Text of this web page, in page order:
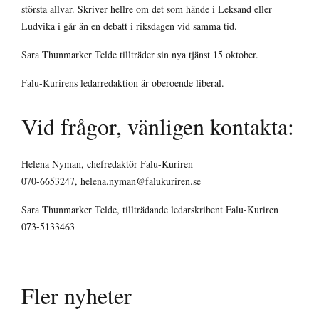
största allvar. Skriver hellre om det som hände i Leksand eller
Ludvika i går än en debatt i riksdagen vid samma tid.
Sara Thunmarker Telde tillträder sin nya tjänst 15 oktober.
Falu-Kurirens ledarredaktion är oberoende liberal.
Vid frågor, vänligen kontakta:
Helena Nyman, chefredaktör Falu-Kuriren
070-6653247, helena.nyman@falukuriren.se
Sara Thunmarker Telde, tillträdande ledarskribent Falu-Kuriren
073-5133463
Fler nyheter